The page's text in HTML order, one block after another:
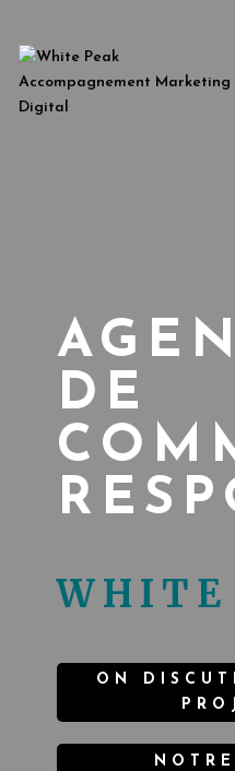
DE
WHITE
ON